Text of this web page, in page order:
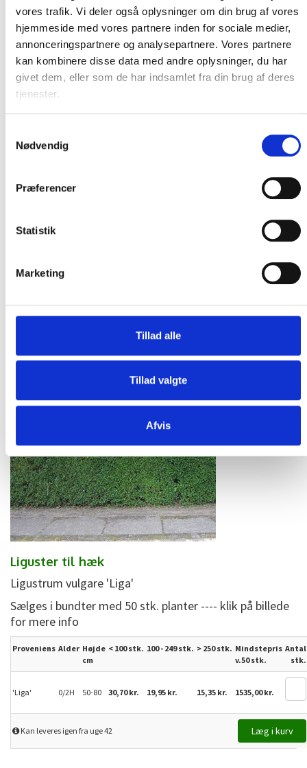
vores trafik. Vi deler også oplysninger om din brug af vores
hjemmeside med vores partnere inden for sociale medier,
annonceringspartnere og analysepartnere. Vores partnere
kan kombinere disse data med andre oplysninger, du har
givet dem, eller som de har indsamlet fra din brug af deres
tjenester.
Nødvendig
Præferencer
Statistik
Marketing
Tillad alle
Tillad valgte
Afvis
Havtorn
Sælges i bundter med 50 planter ----- Bemærk! der ydes
Liguster til hæk
Ligustrum vulgare 'Liga'
Sælges i bundter med 50 stk. planter ---- klik på billede
for mere info
Proveniens Alder Højde
cm
< 100 stk. 100 - 249 stk. > 250stk. Mindstepris
v.50 stk.
Antal
stk.
'Liga' 0/2H 50-80 30,70 kr. 19,95 kr. 15,35 kr. 1535,00 kr.
Kan leveres igen fra uge 42